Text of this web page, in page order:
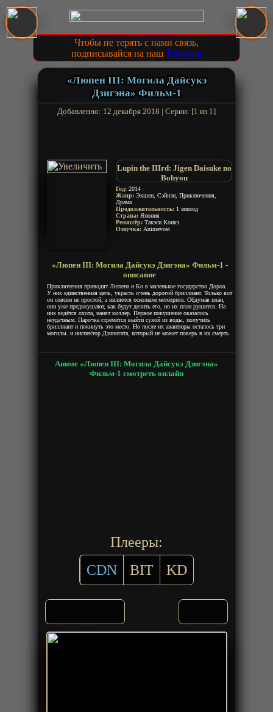
Чтобы не терять с нами связь,
подписывайся на наш Telegram
«Люпен III: Могила Дайсукэ
Дзигэна» Фильм-1
Добавленно: 12 декабря 2018 | Серии: [1 из 1]
Lupin the IIIrd: Jigen Daisuke no
Bohyou
Lupin the Third: Jigens
Gravestone
Год: 2014
Жанр: Экшен, Сэйнэн, Приключения,
Драма
Продолжительность: 1 эпизод
Страна: Япония
Режиссёр: Такэси Коикэ
Озвучка: Animevost
«Люпен III: Могила Дайсукэ Дзигэна» Фильм-1 -
описание
Приключения приводят Люпена и Ко в маленькое государство Дороа.
У них единственная цель, украсть очень дорогой бриллиант. Только вот
он совсем не простой, а является осколком метеорита. Обдумав план,
они уже предвкушают, как будут делить его, но их план рушится. На
них ведётся охота, нанят киллер. Первое покушение оказалось
неудачным. Парочка стремится выйти сухой из воды, получить
бриллиант и покинуть это место. Но после их авантюры осталось три
могилы. и инспектор Дзинигата, который не может поверь в их смерть.
Аниме «Люпен III: Могила Дайсукэ Дзигэна»
Фильм-1 смотреть онлайн
Плееры:
CDN
BIT KD